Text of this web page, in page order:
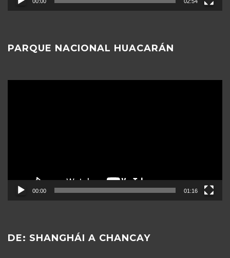
PARQUE NACIONAL HUACARÁN
00:00 01:16
DE: SHANGHÁI A CHANCAY